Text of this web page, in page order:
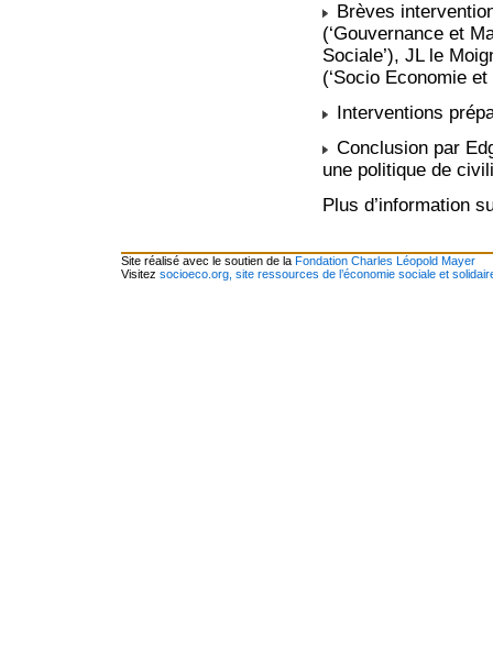
Brèves
(‘Gouvernance et
Sociale’), JL le
(‘Socio Economie
Interventions
Conclusion par
une politique de
Plus d’information
Site réalisé avec le soutien de la Fondation Charles Léopold Mayer
Visitez socioeco.org, site ressources de l’économie sociale et